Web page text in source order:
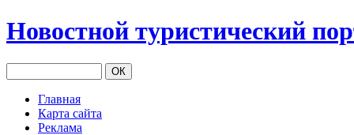
Новостной туристический
Главная
Карта сайта
Реклама